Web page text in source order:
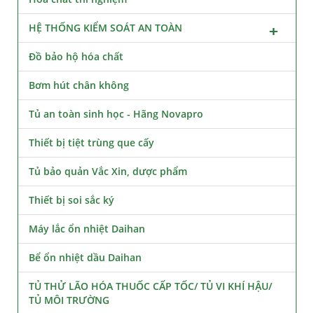
HỆ THỐNG KIỂM SOÁT AN TOÀN
Đồ bảo hộ hóa chất
Bơm hút chân không
Tủ an toàn sinh học - Hãng Novapro
Thiết bị tiệt trùng que cấy
Tủ bảo quản Vắc Xin, dược phẩm
Thiết bị soi sắc ký
Máy lắc ổn nhiệt Daihan
Bể ổn nhiệt dầu Daihan
TỦ THỬ LÃO HÓA THUỐC CẤP TỐC/ TỦ VI KHÍ HẬU/
TỦ MÔI TRƯỜNG